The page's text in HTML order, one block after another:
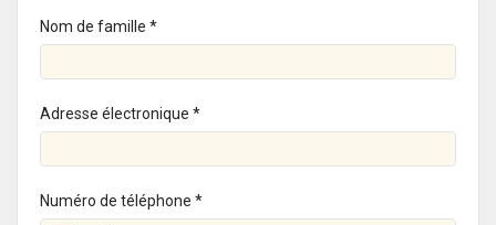
Nom de famille *
Adresse électronique *
Numéro de téléphone *